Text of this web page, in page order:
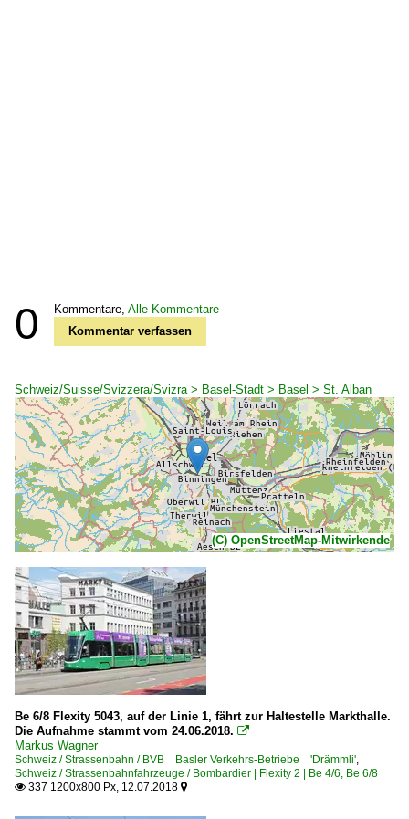
0 Kommentare, Alle Kommentare
Kommentar verfassen
Schweiz/Suisse/Svizzera/Svizra > Basel-Stadt > Basel > St. Alban
(C) OpenStreetMap-Mitwirkende
Be 6/8 Flexity 5043, auf der Linie 1, fährt zur Haltestelle Markthalle.
Die Aufnahme stammt vom 24.06.2018. 
Markus Wagner
Schweiz / Strassenbahn / BVB Basler Verkehrs-Betriebe 'Drämmli',
Schweiz / Strassenbahnfahrzeuge / Bombardier | Flexity 2 | Be 4/6, Be 6/8
 337 1200x800 Px, 12.07.2018 